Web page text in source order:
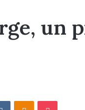
un